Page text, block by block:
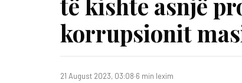
korrupsionit
21 August 2023, 03:08·6 min lexim